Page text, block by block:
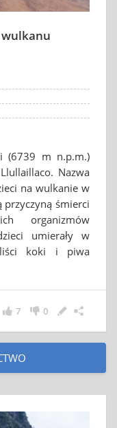
wulkanu
(6739 m n.p.m.)
Nazwa
na wulkanie w
przyczyną śmierci
organizmów
umierały w
liści koki i piwa
0
7